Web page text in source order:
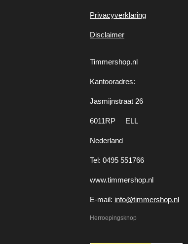
Privacyverklaring
Disclaimer
Timmershop.nl
Kantooradres:
Jasmijnstraat 26
6011RP ELL
Nederland
Tel: 0495 551766
www.timmershop.nl
E-mail: info@timmershop.nl
Herroepingsknop